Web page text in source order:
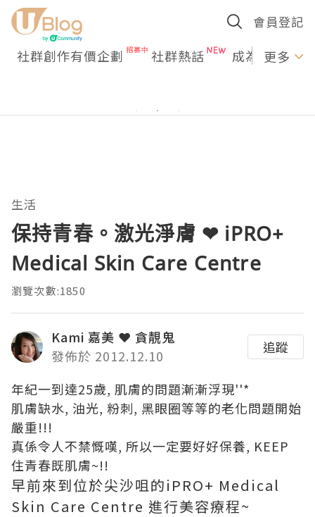
會員登記
社群創作有價企劃 社群熱話 成為U更多
生活
保持青春。激光淨膚 ❤ iPRO+
Medical Skin Care Centre
瀏覽次數:1850
Kami 嘉美 ❤ 貪靚鬼
發佈於 2012.12.10
追蹤
年紀一到達25歲, 肌膚的問題漸漸浮現''*
肌膚缺水, 油光, 粉刺, 黑眼圈等等的老化問題開始
嚴重!!!
真係令人不禁慨嘆, 所以一定要好好保養, KEEP
住青春既肌膚~!!
早前來到位於尖沙咀的iPRO+ Medical
Skin Care Centre 進行美容療程~